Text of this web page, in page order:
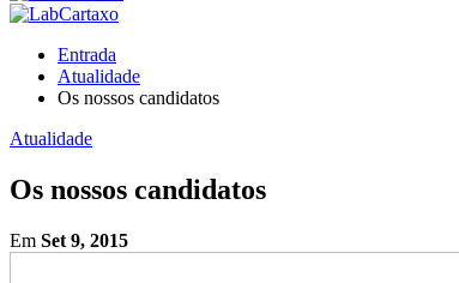
Entrada
Atualidade
Os nossos candidatos
Atualidade
Os nossos candidatos
Em Set 9, 2015